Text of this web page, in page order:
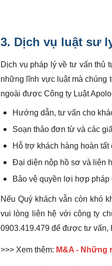
3. Dịch vụ luật sư
Dịch vụ pháp lý về tư vấn thủ
những lĩnh vực luật mà chúng
ngoài được Công ty Luật
Hướng dẫn, tư vấn cho
Soạn thảo đơn từ và các
Hỗ trợ khách hàng hoàn tất
Đại diện nộp hồ sơ và liên
Bảo vệ quyền lợi hợp pháp
Nếu Quý khách vẫn còn khó
vui lòng liên hệ với công ty
0903.419.479 để được tư vấn,
>>> Xem thêm: M&A - Những